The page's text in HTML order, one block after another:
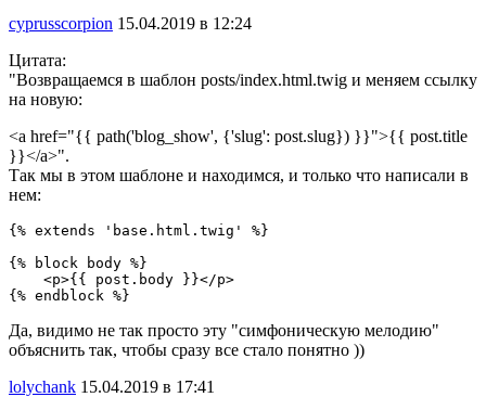
cyprusscorpion 15.04.2019 в 12:24
Цитата:
"Возвращаемся в шаблон posts/index.html.twig и меняем ссылку
на новую:
<a href="{{ path('blog_show', {'slug': post.slug}) }}">{{ post.title
}}</a>".
Так мы в этом шаблоне и находимся, и только что написали в
нем:
{% extends 'base.html.twig' %}
{% block body %}
    <p>{{ post.body }}</p>
{% endblock %}
Да, видимо не так просто эту "симфоническую мелодию"
объяснить так, чтобы сразу все стало понятно ))
lolychank 15.04.2019 в 17:41